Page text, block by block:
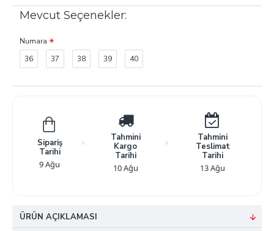
Mevcut Seçenekler:
Numara
36
37 38 39 40
Sipariş
Tarihi
9 Ağu
Tahmini
Kargo
Tarihi
10 Ağu
Tahmini
Teslimat
Tarihi
13 Ağu
ÜRÜN AÇIKLAMASI